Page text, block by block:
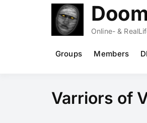
Online- &
Groups Members
Varriors of